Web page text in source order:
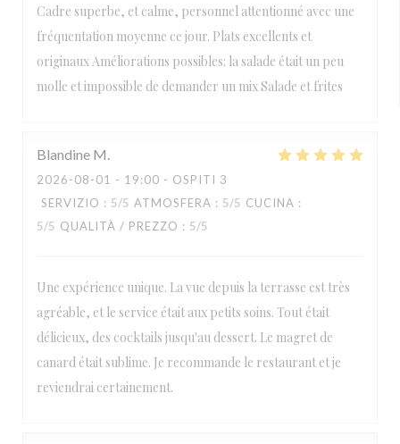
Cadre superbe, et calme, personnel attentionné avec une
fréquentation moyenne ce jour. Plats excellents et
originaux Améliorations possibles: la salade était un peu
molle et impossible de demander un mix Salade et frites
Blandine M
2026-08-01 - 19:00 - OSPITI 3
SERVIZIO : 5/5 ATMOSFERA : 5/5 CUCINA :
5/5 QUALITÀ / PREZZO : 5/5
Une expérience unique. La vue depuis la terrasse est très
agréable, et le service était aux petits soins. Tout était
délicieux, des cocktails jusqu'au dessert. Le magret de
canard était sublime. Je recommande le restaurant et je
reviendrai certainement.